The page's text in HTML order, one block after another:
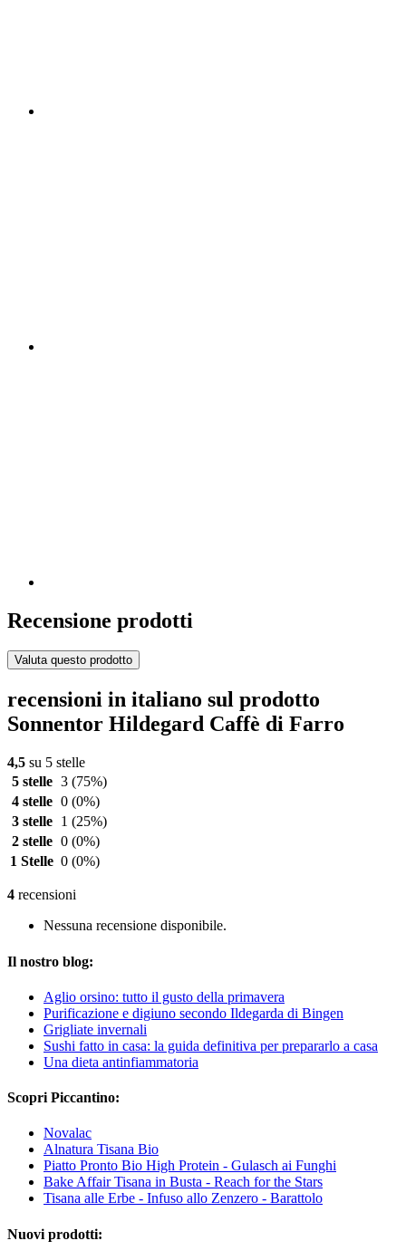
Recensione prodotti
Valuta questo prodotto
recensioni in italiano sul prodotto
Sonnentor Hildegard Caffè di Farro
4,5 su 5 stelle
5 stelle 3 (75%)
4 stelle 0 (0%)
3 stelle
1 (25%)
2 stelle 0 (0%)
1 Stelle 0 (0%)
4 recensioni
Nessuna recensione disponibile.
Il nostro blog:
Aglio orsino: tutto il gusto della primavera
Purificazione e digiuno secondo Ildegarda di Bingen
Grigliate invernali
Sushi fatto in casa: la guida definitiva per prepararlo a casa
Una dieta antinfiammatoria
Scopri Piccantino:
Novalac
Alnatura Tisana Bio
Piatto Pronto Bio High Protein - Gulasch ai Funghi
Bake Affair Tisana in Busta - Reach for the Stars
Tisana alle Erbe - Infuso allo Zenzero - Barattolo
Nuovi prodotti: